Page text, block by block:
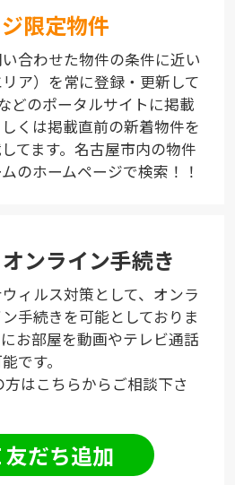
限定物件
合わせた物件の条件に近い
ア）を常に登録・更新して
どのポータルサイトに掲載
くは掲載直前の新着物件を
てます。名古屋市内の物件
のホームページで検索！！
オンライン手続き
ィルス対策として、オンラ
手続きを可能としておりま
お部屋を動画やテレビ通話
です。
はこちらからご相談下さ
友だち追加